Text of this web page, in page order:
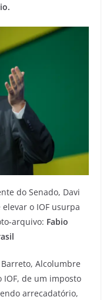
do Senado, Davi
o IOF usurpa
arquivo: Fabio
Alcolumbre
de um imposto
arrecadatório,